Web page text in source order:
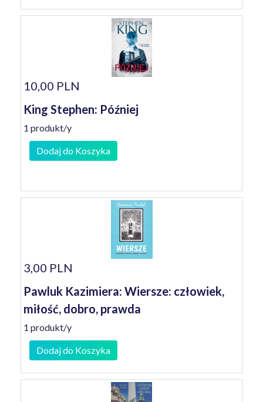
10,00 PLN
King Stephen: Później
1 produkt/y
Dodaj do Koszyka
3,00 PLN
Pawluk Kazimiera: Wiersze: człowiek,
miłość, dobro, prawda
1 produkt/y
Dodaj do Koszyka